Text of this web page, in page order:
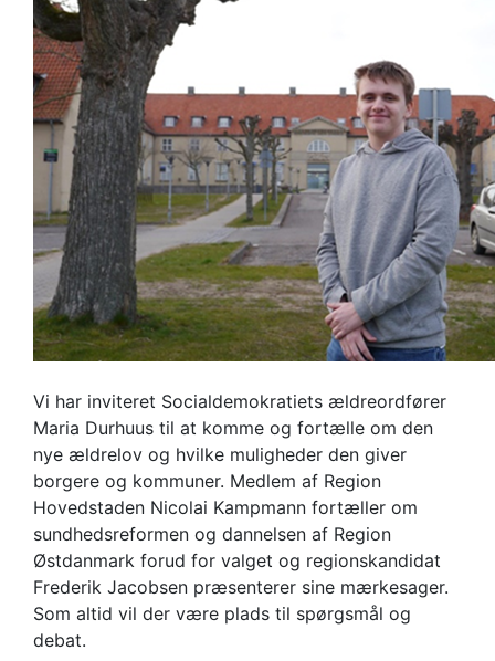
Vi har inviteret Socialdemokratiets ældreordfører
Maria Durhuus til at komme og fortælle om den
nye ældrelov og hvilke muligheder den giver
borgere og kommuner. Medlem af Region
Hovedstaden Nicolai Kampmann fortæller om
sundhedsreformen og dannelsen af Region
Østdanmark forud for valget og regionskandidat
Frederik Jacobsen præsenterer sine mærkesager.
Som altid vil der være plads til spørgsmål og
debat.